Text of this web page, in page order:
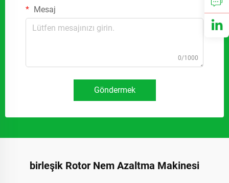
Mesaj
0/1000
Göndermek
birleşik Rotor Nem Azaltma Makinesi